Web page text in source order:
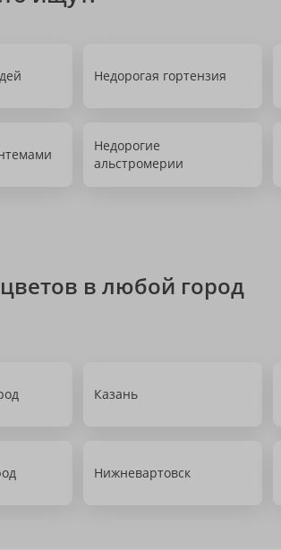
Недорогая гортензия
Недорогие
альстромерии
в любой город
Казань
Нижневартовск